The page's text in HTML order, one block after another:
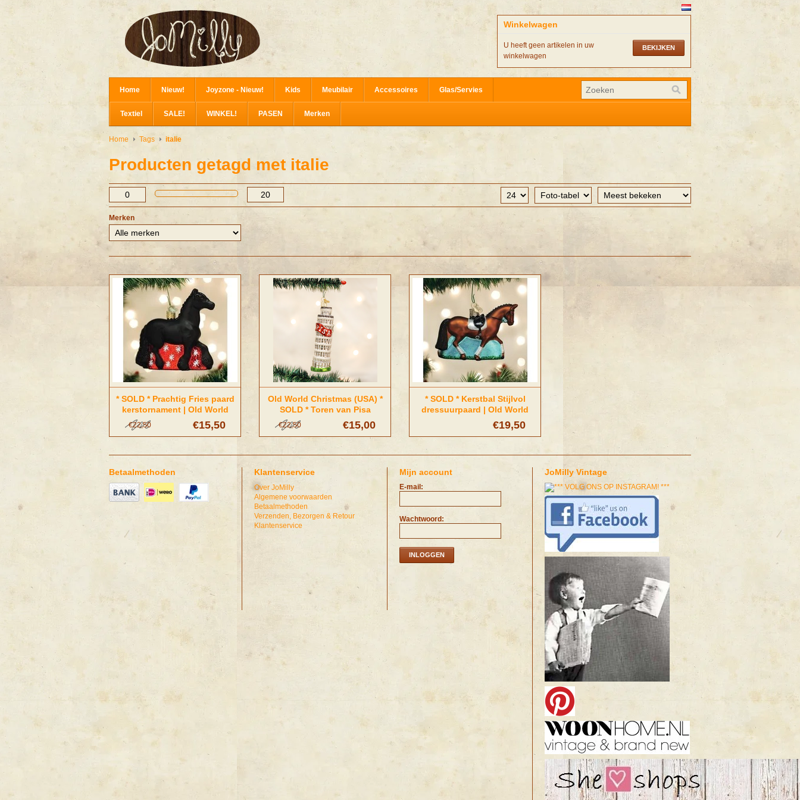
Winkelwagen
BEKIJKEN
U heeft geen artikelen in uw
winkelwagen
Home Nieuw! Joyzone - Nieuw! Kids Meubilair Accessoires Glas/Servies
Textiel SALE! WINKEL! PASEN Merken
Home Tags italie
Producten getagd met italie
Merken
* SOLD * Prachtig Fries paard
kerstornament | Old World
Christmas€15,50
€22,50
Old World Christmas (USA) *
SOLD * Toren van Pisa
Kerstornament | Old World
Christmas€15,00
€22,50
* SOLD * Kerstbal Stijlvol
dressuurpaard | Old World
Christmas€19,50
Betaalmethoden Klantenservice
Over JoMilly
Algemene voorwaarden
Betaalmethoden
Verzenden, Bezorgen & Retour
Klantenservice
Mijn account
E-mail:
Wachtwoord:
INLOGGEN
JoMilly Vintage